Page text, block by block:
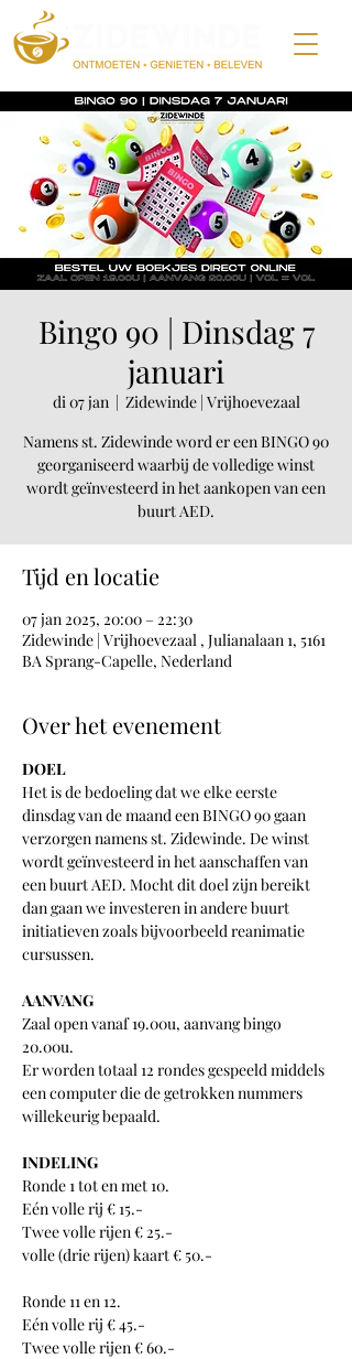
Bingo 90 | Dinsdag 7
januari
di 07 jan
  |
Zidewinde | Vrijhoevezaal
Namens st. Zidewinde word er een BINGO 90
georganiseerd waarbij de volledige winst
wordt geïnvesteerd in het aankopen van een
buurt AED.
Tijd en locatie
07 jan 2025, 20:00 – 22:30
Zidewinde | Vrijhoevezaal , Julianalaan 1, 5161
BA Sprang-Capelle, Nederland
Over het evenement
DOEL
Het is de bedoeling dat we elke eerste
dinsdag van de maand een BINGO 90 gaan
verzorgen namens st. Zidewinde. De winst
wordt geïnvesteerd in het aanschaffen van
een buurt AED. Mocht dit doel zijn bereikt
dan gaan we investeren in andere buurt
initiatieven zoals bijvoorbeeld reanimatie
cursussen.
AANVANG
Zaal open vanaf 19.00u, aanvang bingo
20.00u.
Er worden totaal 12 rondes gespeeld middels
een computer die de getrokken nummers
willekeurig bepaald.
INDELING
Ronde 1 tot en met 10.
Eén volle rij € 15.-
Twee volle rijen € 25.-
volle (drie rijen) kaart € 50.-
Ronde 11 en 12.
Eén volle rij € 45.-
Twee volle rijen € 60.-